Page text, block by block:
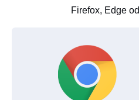
Firefox, Edge